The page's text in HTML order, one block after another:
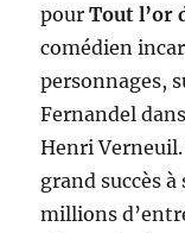
pourTout l’or
comédien
personnages,
Fernandel
Henri
grand succès à
millions